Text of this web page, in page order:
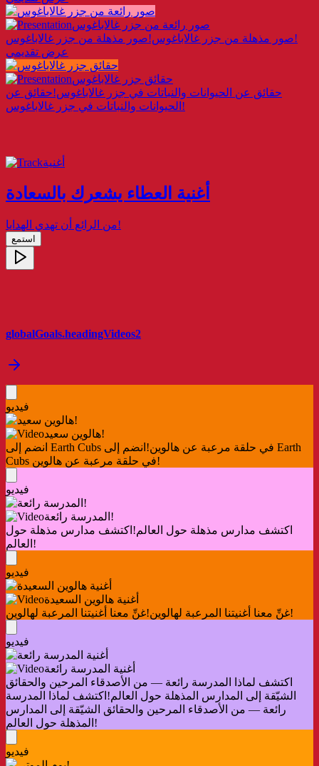
صور رائعة من جزر غالاباغوس
صور مذهلة من جزر غالاباغوس!صور مذهلة من جزر غالاباغوس!
عرض تقديمي
حقائق جزر غالاباغوس
حقائق عن الحيوانات والنباتات في جزر غالاباغوس!حقائق عن
الحيوانات والنباتات في جزر غالاباغوس!
أغنية
أغنية العطاء يشعرك بالسعادة
من الرائع أن تهدي الهدايا!
استمع
globalGoals.headingVideos2
فيديو
هالوين سعيد!
انضم إلى Earth Cubs في حلقة مرعبة عن هالوين! انضم إلى Earth
Cubs في حلقة مرعبة عن هالوين!
فيديو
المدرسة رائعة!
اكتشف مدارس مذهلة حول العالم! اكتشف مدارس مذهلة حول
العالم!
فيديو
أغنية هالوين السعيدة
غنِّ معنا أغنيتنا المرعبة لهالوين!غنِّ معنا أغنيتنا المرعبة لهالوين!
فيديو
أغنية المدرسة رائعة
اكتشف لماذا المدرسة رائعة — من الأصدقاء المرحين والحقائق
الشيّقة إلى المدارس المذهلة حول العالم! اكتشف لماذا المدرسة
رائعة — من الأصدقاء المرحين والحقائق الشيّقة إلى المدارس
المذهلة حول العالم!
فيديو